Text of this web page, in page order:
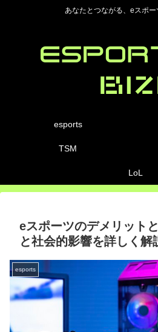
あなたとつながる、eスポー
esports
TSM
LoL
eスポーツのデメリット
と社会的影響を詳しく解
esports